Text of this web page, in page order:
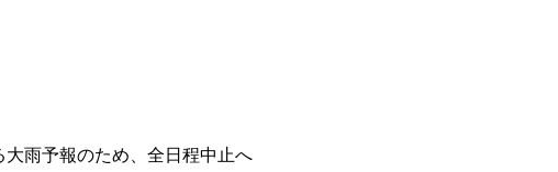
雨予報のため、全日程中止へ